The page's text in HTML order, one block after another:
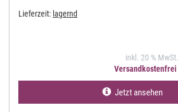
Lieferzeit: lagernd
inkl. 20 % MwSt.
Jetzt ansehen